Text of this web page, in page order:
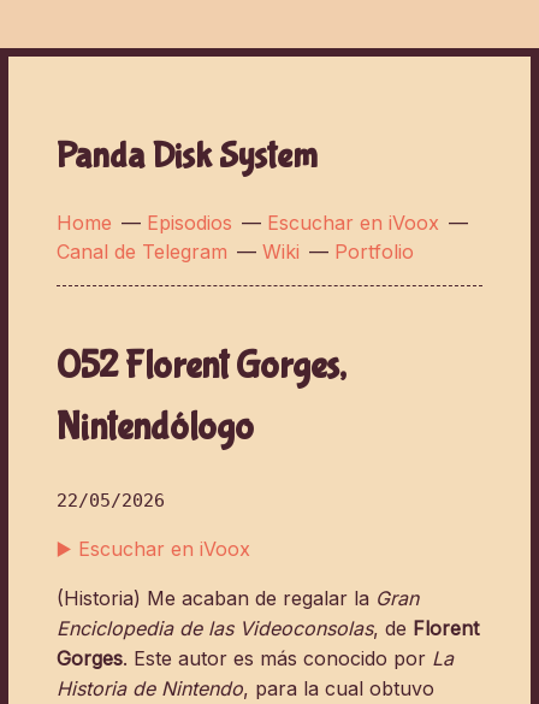
Panda Disk System
Home — Episodios — Escuchar en iVoox —
Canal de Telegram — Wiki — Portfolio
052 Florent Gorges,
Nintendólogo
22/05/2026
▶️ Escuchar en iVoox
(Historia) Me acaban de regalar la Gran
Enciclopedia de las Videoconsolas, de Florent
Gorges. Este autor es más conocido por La
Historia de Nintendo, para la cual obtuvo